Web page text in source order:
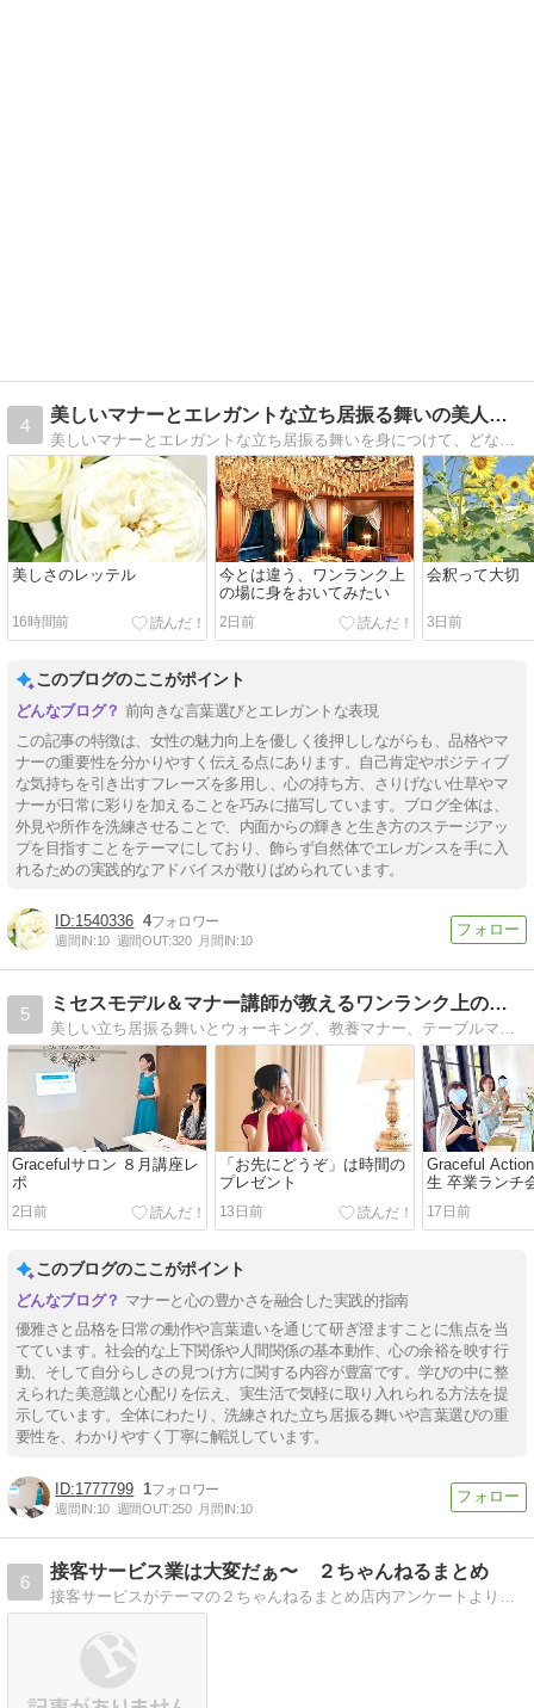
4
美しいマナーとエレガントな立ち居振る舞いの美人レッスン
美しさのレッテル
16時間前
今とは違う、ワンランク上
の場に身をおいてみたい
2日前
会釈って大切
3日前
このブログのここがポイント
前向きな言葉選びとエレガントな表現
この記事の特徴は、女性の魅力向上を優しく後押ししながらも、品格やマ
ナーの重要性を分かりやすく伝える点にあります。自己肯定やポジティブ
な気持ちを引き出すフレーズを多用し、心の持ち方、さりげない仕草やマ
ナーが日常に彩りを加えることを巧みに描写しています。ブログ全体は、
外見や所作を洗練させることで、内面からの輝きと生き方のステージアッ
プを目指すことをテーマにしており、飾らず自然体でエレガンスを手に入
れるための実践的なアドバイスが散りばめられています。
1540336 4
週間IN:10 週間OUT:320 月間IN:10
5
ミセスモデル＆マナー講師が教えるワンランク上の私の作り方
美しい立ち居振る舞いとウォーキング、教養マナー、テーブルマナー、正しいお箸の持ち方であなたの魅力をアップ。ワンランク上のあなたを共に目指しましょう。
Gracefulサロン ８月講座レ
ポ
2日前
「お先にどうぞ」は時間の
プレゼント
13日前
Graceful
生 卒業ランチ
17日前
このブログのここがポイント
マナーと心の豊かさを融合した実践的指南
優雅さと品格を日常の動作や言葉遣いを通じて研ぎ澄ますことに焦点を当
てています。社会的な上下関係や人間関係の基本動作、心の余裕を映す行
動、そして自分らしさの見つけ方に関する内容が豊富です。学びの中に整
えられた美意識と心配りを伝え、実生活で気軽に取り入れられる方法を提
示しています。全体にわたり、洗練された立ち居振る舞いや言葉選びの重
要性を、わかりやすく丁寧に解説しています。
1777799 1
週間IN:10 週間OUT:250 月間IN:10
6
接客サービス業は大変だぁ〜 ２ちゃんねるまとめ
接客サービスがテーマの２ちゃんねるまとめ店内アンケートよりもよっぽどお客様の本音の意見が見え隠れｗ楽しめますｗ